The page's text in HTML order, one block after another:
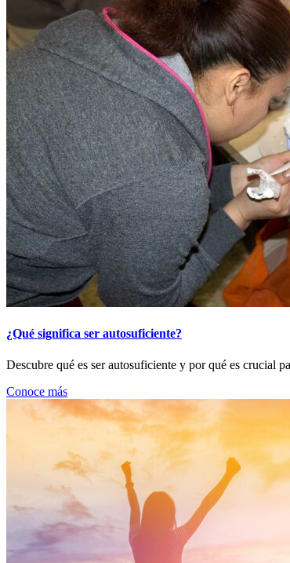
¿Qué significa ser autosuficiente?
Descubre qué es ser autosuficiente y por qué es crucial
Conoce más